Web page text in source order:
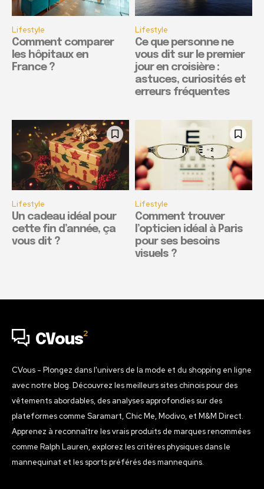
Lifestyle
Comment comparer
les hôpitaux en
France ?
Lifestyle
Ce que personne ne
vous dit sur le premier
jour en croisière :
astuces, curiosités et
erreurs fréquentes
Lifestyle
Un cadeau idéal pour
cette fin d’année, ça
vous dit ?
Lifestyle
Comment trouver
l’opticien idéal à Paris
pour ses besoins
visuels ?
CVous2
CVous - Plongez dans l'univers de la mode et du shopping en ligne
avec notre blog. Découvrez les meilleurs sites chinois pour des
vêtements abordables, des analyses approfondies sur des
plateformes comme Saramart, Chic Me, Modivo, et M&M Direct.
Apprenez à reconnaître les vrais produits de marques renommées
comme Ralph Lauren, explorez les critères physiques dans le
mannequinat et les sports préférés des mannequins.